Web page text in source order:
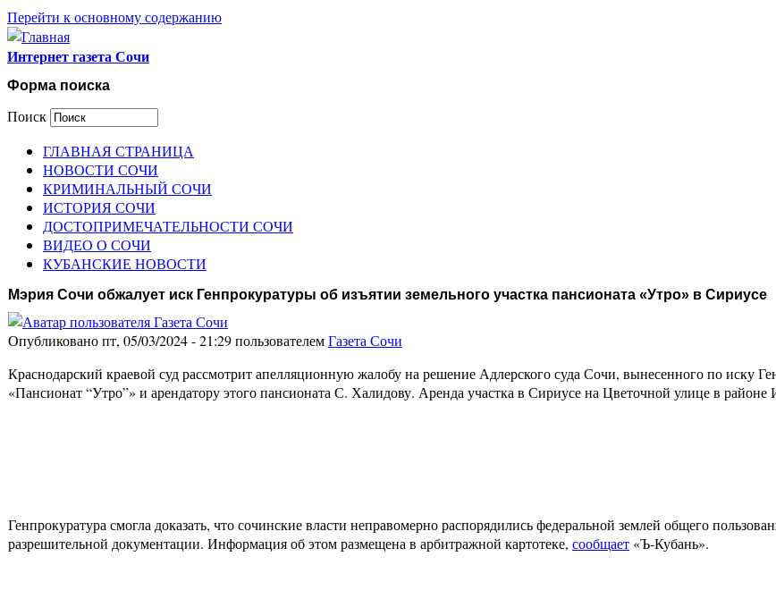
Перейти к основному содержанию
Интернет газета Сочи
Форма поиска
Поиск
ГЛАВНАЯ СТРАНИЦА
НОВОСТИ СОЧИ
КРИМИНАЛЬНЫЙ СОЧИ
ИСТОРИЯ СОЧИ
ДОСТОПРИМЕЧАТЕЛЬНОСТИ СОЧИ
ВИДЕО О СОЧИ
КУБАНСКИЕ НОВОСТИ
Мэрия Сочи обжалует иск Генпрокуратуры об изъятии земельного участка пансионата «Утро» в Сириусе
Опубликовано пт, 05/03/2024 - 21:29 пользователемГазета Сочи
Краснодарский краевой суд рассмотрит апелляционную жалобу на решение Адлерского суда Сочи, вынесенного по иску
«Пансионат “Утро”» и арендатору этого пансионата С. Халидову. Аренда участка в Сириусе на Цветочной улице в
Генпрокуратура смогла доказать, что сочинские власти неправомерно распорядились федеральной землей общего
разрешительной документации. Информация об этом размещена в арбитражной картотеке, сообщает «Ъ-Кубань».